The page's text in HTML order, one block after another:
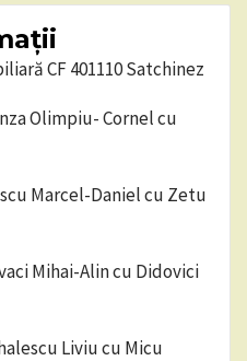
CF 401110 Satchinez
Olimpiu- Cornel cu
Marcel-Daniel cu Zetu
Mihai-Alin cu Didovici
Liviu cu Micu